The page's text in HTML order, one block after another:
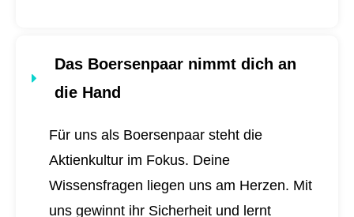
Das Boersenpaar nimmt dich an
die Hand
Für uns als Boersenpaar steht die
Aktienkultur im Fokus. Deine
Wissensfragen liegen uns am Herzen. Mit
uns gewinnt ihr Sicherheit und lernt